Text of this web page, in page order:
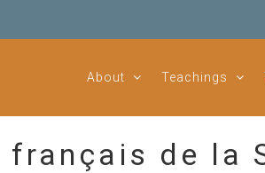
About Teachings
français de la